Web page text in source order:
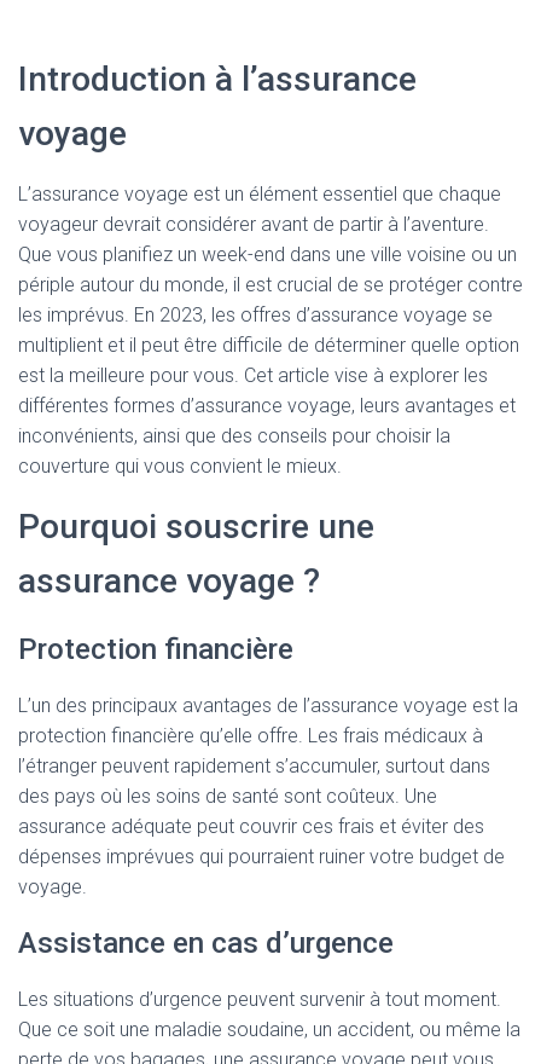
Introduction à l’assurance
voyage
L’assurance voyage est un élément essentiel que chaque
voyageur devrait considérer avant de partir à l’aventure.
Que vous planifiez un week-end dans une ville voisine ou un
périple autour du monde, il est crucial de se protéger contre
les imprévus. En 2023, les offres d’assurance voyage se
multiplient et il peut être difficile de déterminer quelle option
est la meilleure pour vous. Cet article vise à explorer les
différentes formes d’assurance voyage, leurs avantages et
inconvénients, ainsi que des conseils pour choisir la
couverture qui vous convient le mieux.
Pourquoi souscrire une
assurance voyage ?
Protection financière
L’un des principaux avantages de l’assurance voyage est la
protection financière qu’elle offre. Les frais médicaux à
l’étranger peuvent rapidement s’accumuler, surtout dans
des pays où les soins de santé sont coûteux. Une
assurance adéquate peut couvrir ces frais et éviter des
dépenses imprévues qui pourraient ruiner votre budget de
voyage.
Assistance en cas d’urgence
Les situations d’urgence peuvent survenir à tout moment.
Que ce soit une maladie soudaine, un accident, ou même la